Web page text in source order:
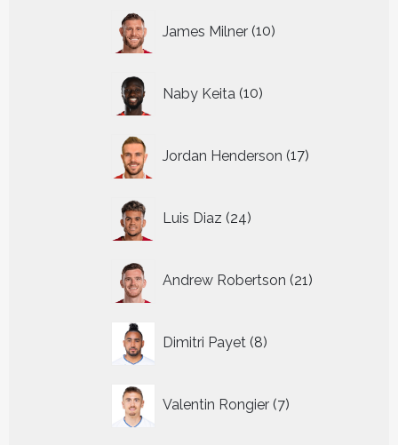
James Milner 10
producten
Naby Keita 10
producten
Jordan Henderson 17
producten
Luis Diaz 24
producten
Andrew Robertson 21
producten
Dimitri Payet 8
producten
Valentin Rongier 7
producten